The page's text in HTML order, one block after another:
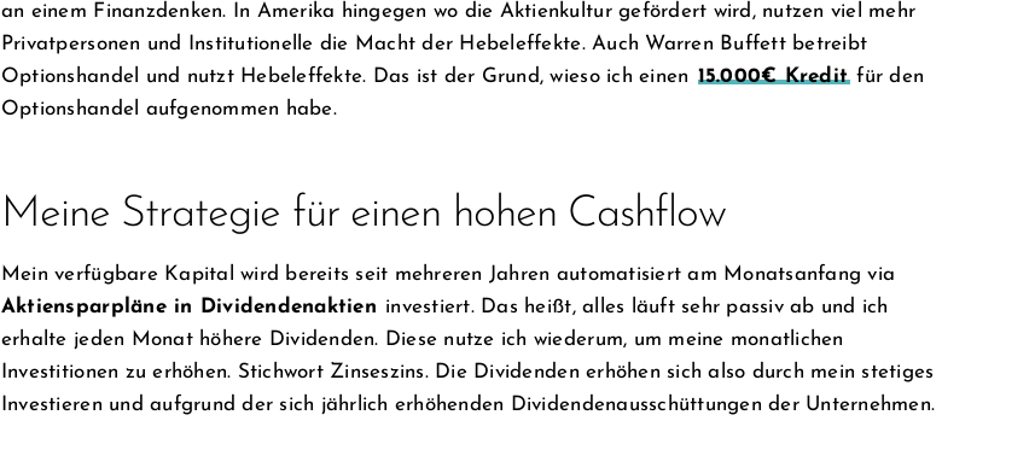
an einem Finanzdenken. In Amerika hingegen wo die Aktienkultur gefördert wird, nutzen viel mehr
Privatpersonen und Institutionelle die Macht der Hebeleffekte. Auch Warren Buffett betreibt
Optionshandel und nutzt Hebeleffekte. Das ist der Grund, wieso ich einen 15.000€ Kredit für den
Optionshandel aufgenommen habe.
Meine Strategie für einen hohen Cashflow
Mein verfügbare Kapital wird bereits seit mehreren Jahren automatisiert am Monatsanfang via
Aktiensparpläne in Dividendenaktien investiert. Das heißt, alles läuft sehr passiv ab und ich
erhalte jeden Monat höhere Dividenden. Diese nutze ich wiederum, um meine monatlichen
Investitionen zu erhöhen. Stichwort Zinseszins. Die Dividenden erhöhen sich also durch mein stetiges
Investieren und aufgrund der sich jährlich erhöhenden Dividendenausschüttungen der Unternehmen.